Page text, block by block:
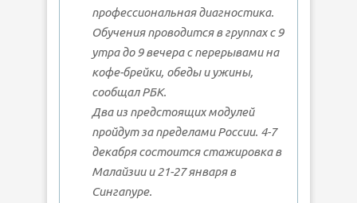
профессиональная диагностика.
Обучения проводится в группах с 9
утра до 9 вечера с перерывами на
кофе-брейки, обеды и ужины,
сообщал РБК.
Два из предстоящих модулей
пройдут за пределами России. 4-7
декабря состоится стажировка в
Малайзии и 21-27 января в
Сингапуре.